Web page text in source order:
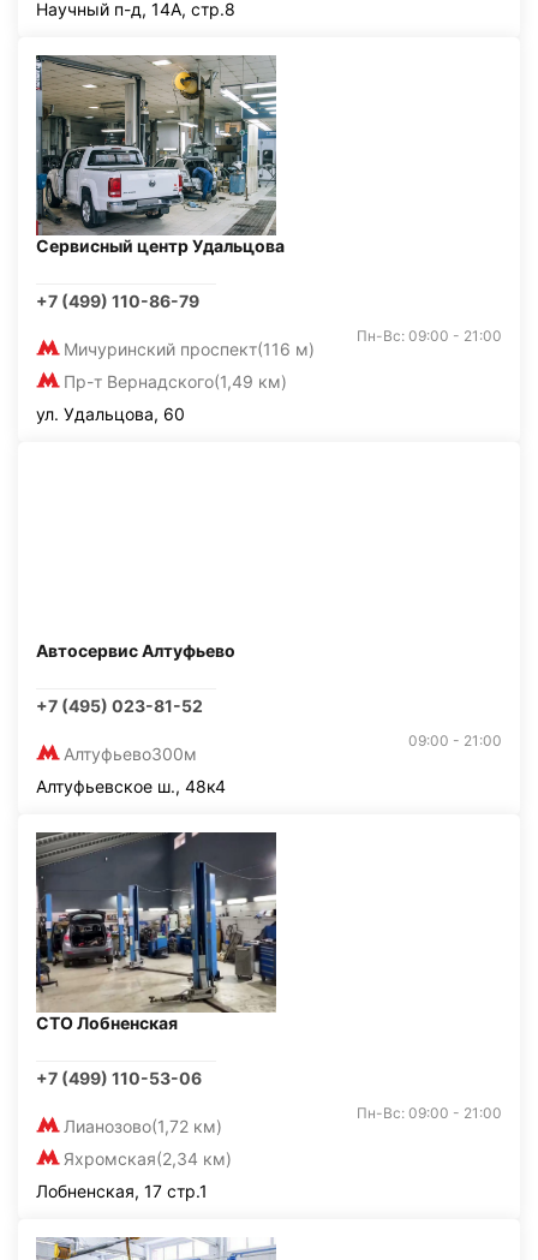
Научный п-д, 14А, стр.8
Сервисный центр Удальцова
+7 (499) 110-86-79
Мичуринский проспект(116 м)
Пр-т Вернадского(1,49 км)
Пн-Вс: 09:00 - 21:00
ул. Удальцова, 60
Автосервис Алтуфьево
+7 (495) 023-81-52
Алтуфьево300м
09:00 - 21:00
Алтуфьевское ш., 48к4
СТО Лобненская
+7 (499) 110-53-06
Лианозово(1,72 км)
Яхромская(2,34 км)
Пн-Вс: 09:00 - 21:00
Лобненская, 17 стр.1